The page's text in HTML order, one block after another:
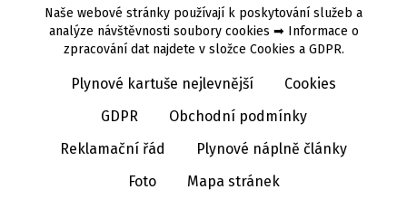
Naše webové stránky používají k poskytování služeb a
analýze návštěvnosti soubory cookies ➡ Informace o
zpracování dat najdete v složce Cookies a GDPR.
Plynové kartuše nejlevnější
Cookies
GDPR
Obchodní podmínky
Reklamační řád
Plynové náplně články
Foto
Mapa stránek